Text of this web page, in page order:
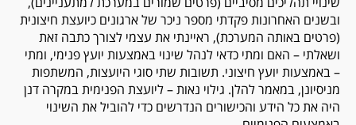
ובשנים האחרונות פקדתי מספר ניכר של ארגונים כיועצת חיצונית
(פרטים באותה המערכת), ראיינתי את עצמי לצורך כתבה זאת
ושאלתי – האם ומתי כדאי לנהל שינוי באמצעות יועץ פנימי, ומתי
– באמצעות יועץ חיצוני. תשובות שתי סוגי היועצות, המשתפות
מניסיונן, במאמר להלן. גילוי נאות – ליועצת הפנימית במקרה דנן
היה את כל הידע והכישורים הנדרשים כדי להוביל את השינוי